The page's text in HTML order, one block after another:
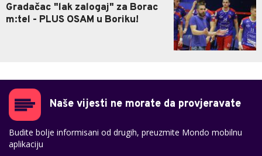
Gradačac "lak zalogaj" za Borac
m:tel - PLUS OSAM u Boriku!
Naše vijesti ne morate da provjeravate
Budite bolje informisani od drugih, preuzmite Mondo mobilnu
aplikaciju